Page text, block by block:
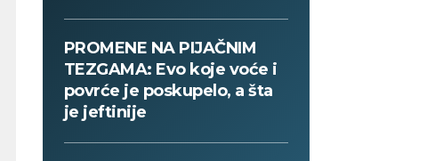
PROMENE NA PIJAČNIM
TEZGAMA: Evo koje voće i
povrće je poskupelo, a šta
je jeftinije